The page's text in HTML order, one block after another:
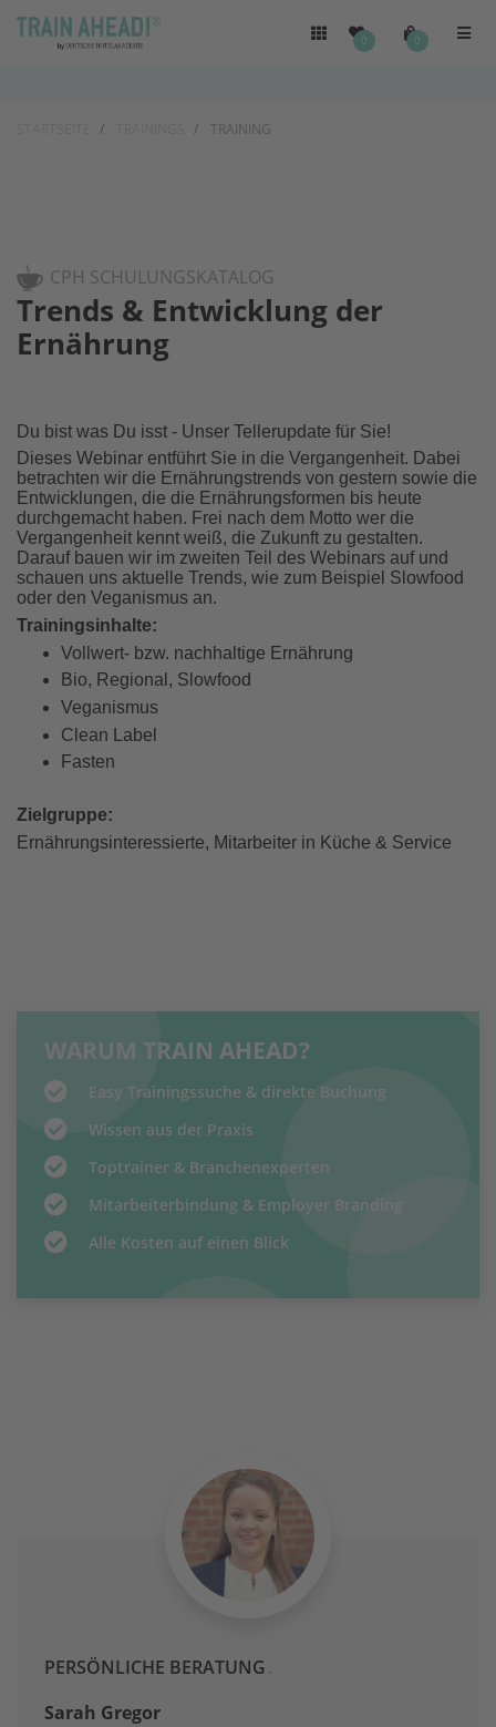
0 0
TRAINING
CPH SCHULUNGSKATALOG
Trends & Entwicklung der
Ernährung
Du bist was Du isst - Unser Tellerupdate für Sie!
Dieses Webinar entführt Sie in die Vergangenheit. Dabei
betrachten wir die Ernährungstrends von gestern sowie die
Entwicklungen, die die Ernährungsformen bis heute
durchgemacht haben. Frei nach dem Motto wer die
Vergangenheit kennt weiß, die Zukunft zu gestalten.
Darauf bauen wir im zweiten Teil des Webinars auf und
schauen uns aktuelle Trends, wie zum Beispiel Slowfood
oder den Veganismus an.
Trainingsinhalte:
Vollwert- bzw. nachhaltige Ernährung
Bio, Regional, Slowfood
Veganismus
Clean Label
Fasten
Zielgruppe:
Ernährungsinteressierte, Mitarbeiter in Küche & Service
WARUM TRAIN AHEAD?
Easy Trainingssuche & direkte Buchung
Wissen aus der Praxis
Toptrainer & Branchenexperten
Mitarbeiterbindung & Employer Branding
Alle Kosten auf einen Blick
PERSÖNLICHE BERATUNG
Sarah Gregor